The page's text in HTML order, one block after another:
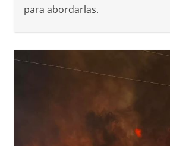
para abordarlas.